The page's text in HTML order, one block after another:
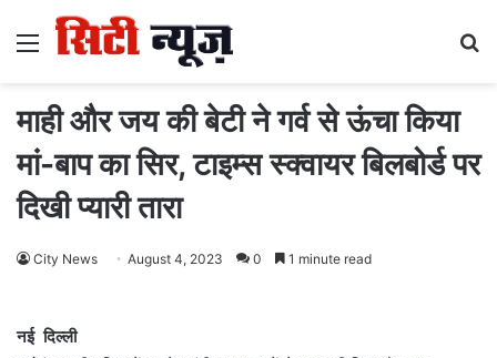
Menu
माही और जय की बेटी ने गर्व से ऊंचा किया
मां-बाप का सिर, टाइम्स स्क्वायर बिलबोर्ड पर
दिखी प्यारी तारा
City News August 4, 2023 0 1 minute read
नई दिल्ली